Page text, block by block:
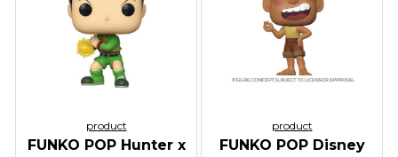
product
FUNKO POP Hunter x
product
FUNKO POP Disney